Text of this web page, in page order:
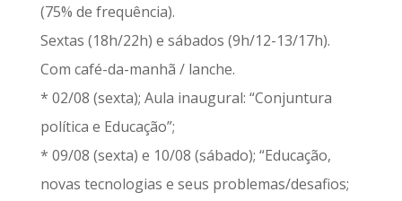
(75% de frequência).
Sextas (18h/22h) e sábados (9h/12-13/17h).
Com café-da-manhã / lanche.
* 02/08 (sexta); Aula inaugural: “Conjuntura
política e Educação”;
* 09/08 (sexta) e 10/08 (sábado); “Educação,
novas tecnologias e seus problemas/desafios;